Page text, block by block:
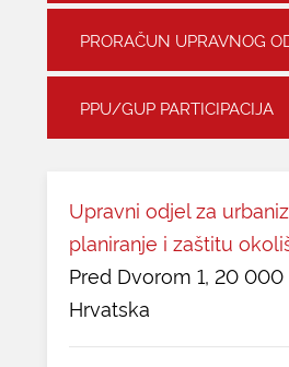
PRORAČUN UPRAVNOG
PPU/GUP PARTICIPACIJA
Upravni odjel za
planiranje i zaštitu
Pred Dvorom 1, 20
Hrvatska